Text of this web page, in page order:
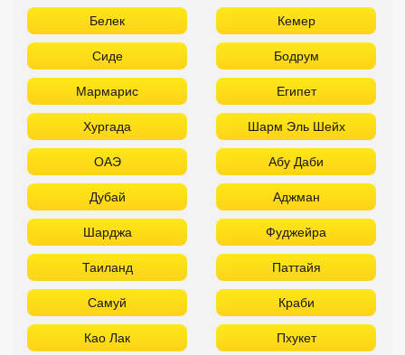
Белек Кемер
Сиде Бодрум
Мармарис Египет
Хургада Шарм Эль Шейх
ОАЭ Абу Даби
Дубай Аджман
Шарджа Фуджейра
Таиланд Паттайя
Самуй Краби
Као Лак Пхукет